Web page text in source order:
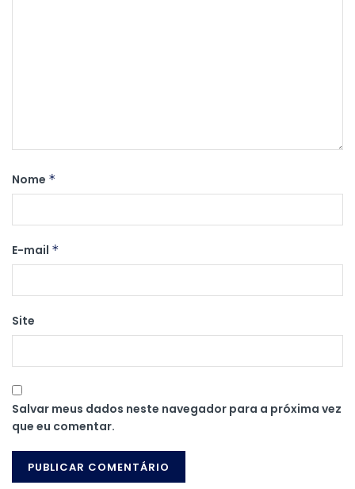
Nome *
E-mail *
Site
Salvar meus dados neste navegador para a próxima vez
que eu comentar.